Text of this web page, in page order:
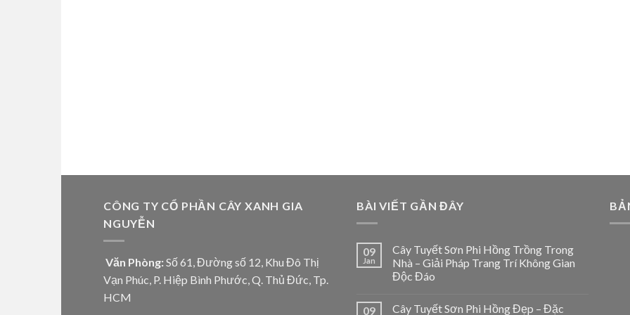
CÔNG TY CỔ PHẦN CÂY XANH GIA
NGUYỄN
Văn Phòng: Số 61, Đường số 12, Khu Đô Thị
Vạn Phúc, P. Hiệp Bình Phước, Q. Thủ Đức, Tp.
HCM
BÀI VIẾT GẦN ĐÂY
09
Jan
Cây Tuyết Sơn Phi Hồng Trồng Trong
Nhà – Giải Pháp Trang Trí Không Gian
Độc Đáo
09
Cây Tuyết Sơn Phi Hồng Đẹp – Đặc